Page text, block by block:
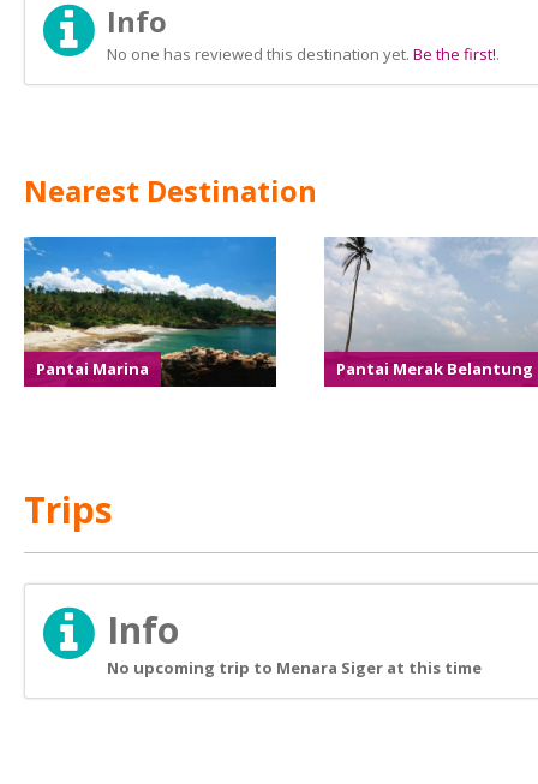
Info
No one has reviewed this destination yet. Be the first!.
Nearest Destination
Pantai Marina Pantai Merak Belantung
Trips
Info
No upcoming trip to Menara Siger at this time